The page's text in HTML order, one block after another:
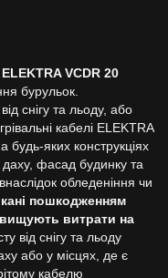
VCDR 20
бурульок.
снігу та льоду, або
кабелі ELEKTRA
будь-яких конструкціях
даху, фасад будинку та
обледеніння чи
пошкодженням
витрати на
від снігу та льоду
або у місцях, де є
кабелю